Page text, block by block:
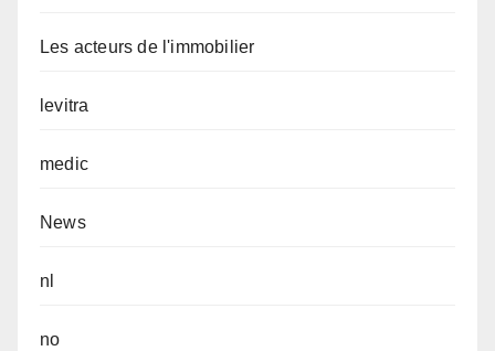
Les acteurs de l'immobilier
levitra
medic
News
nl
no